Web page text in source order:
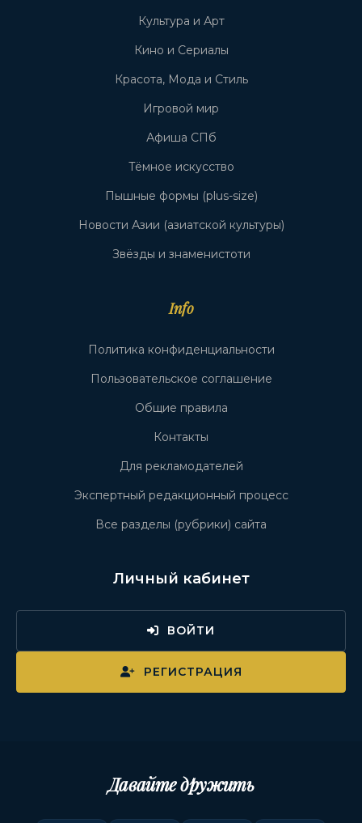
Культура и Арт
Кино и Сериалы
Красота, Мода и Стиль
Игровой мир
Афиша СПб
Тёмное искусство
Пышные формы (plus-size)
Новости Азии (азиатской культуры)
Звёзды и знаменистоти
Info
Политика конфиденциальности
Пользовательское соглашение
Общие правила
Контакты
Для рекламодателей
Экспертный редакционный процесс
Все разделы (рубрики) сайта
Личный кабинет
ВОЙТИ
РЕГИСТРАЦИЯ
Давайте дружить